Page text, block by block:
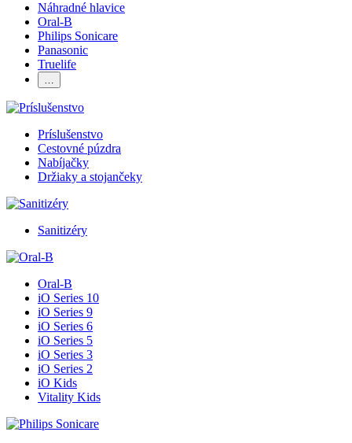
Náhradné hlavice
Oral-B
Philips Sonicare
Panasonic
Truelife
…
Príslušenstvo
Cestovné púzdra
Nabíjačky
Držiaky a stojančeky
Sanitizéry
Oral-B
iO Series 10
iO Series 9
iO Series 6
iO Series 5
iO Series 3
iO Series 2
iO Kids
Vitality Kids